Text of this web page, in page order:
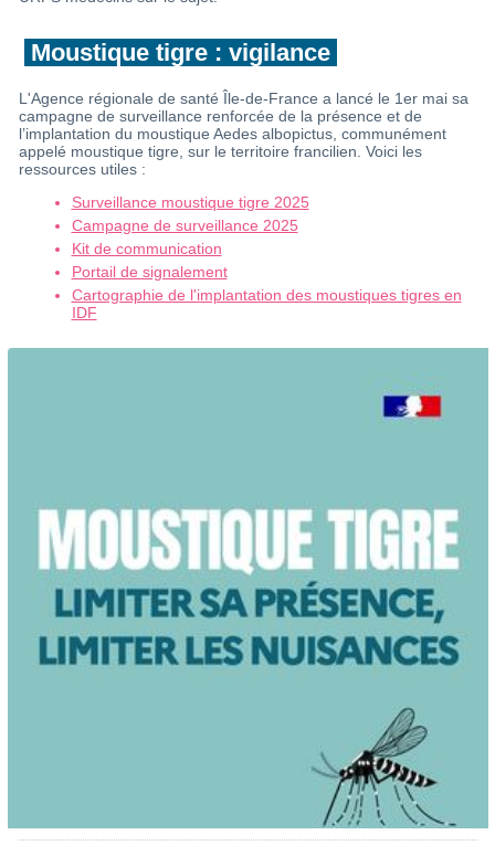
Moustique tigre : vigilance
L'Agence régionale de santé Île-de-France a lancé le 1er mai sa
campagne de surveillance renforcée de la présence et de
l’implantation du moustique Aedes albopictus, communément
appelé moustique tigre, sur le territoire francilien. Voici les
ressources utiles :
Surveillance moustique tigre 2025
Campagne de surveillance 2025
Kit de communication
Portail de signalement
Cartographie de l'implantation des moustiques tigres en
IDF